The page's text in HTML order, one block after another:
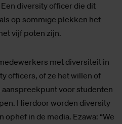
diversity officer die dit
op sommige plekken het
vijf poten zijn.
met diversiteit in
officers, of ze het willen of
voor studenten
Hierdoor worden diversity
in de media. Ezawa: “We